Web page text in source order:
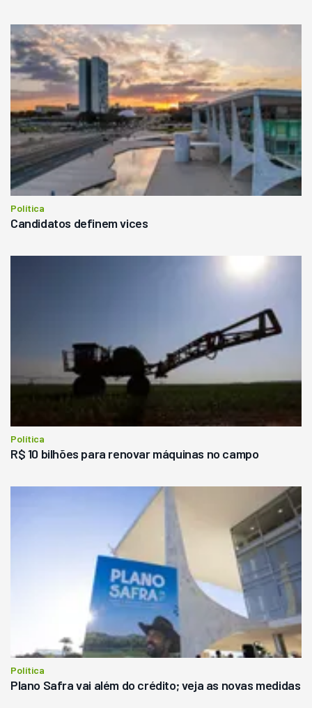
Política
Candidatos definem vices
Política
R$ 10 bilhões para renovar máquinas no campo
Política
Plano Safra vai além do crédito; veja as novas medidas